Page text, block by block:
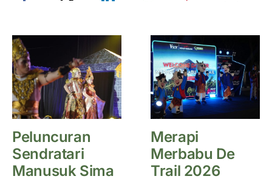
Peluncuran
Sendratari
Manusuk Sima
Merapi
Merbabu De
Trail 2026